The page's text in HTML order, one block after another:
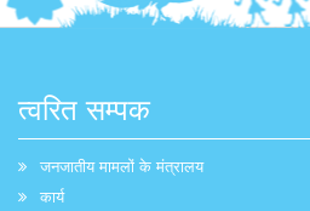
त्वरित सम्पक
जनजातीय मामलों के मंत्रालय
कार्य